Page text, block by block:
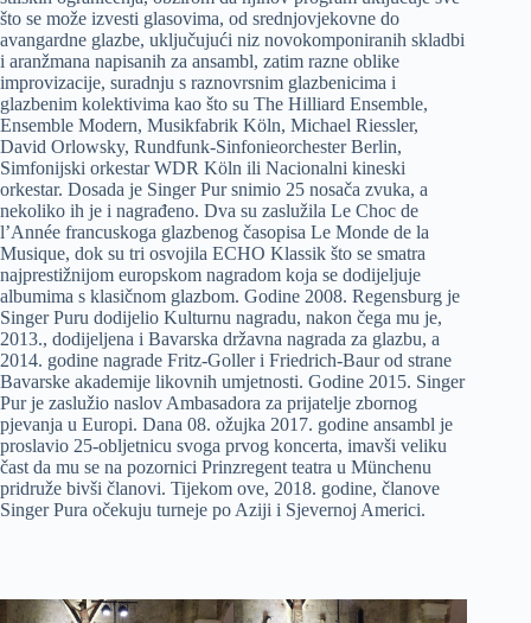
što se može izvesti glasovima, od srednjovjekovne do
avangardne glazbe, uključujući niz novokomponiranih skladbi
i aranžmana napisanih za ansambl, zatim razne oblike
improvizacije, suradnju s raznovrsnim glazbenicima i
glazbenim kolektivima kao što su The Hilliard Ensemble,
Ensemble Modern, Musikfabrik Köln, Michael Riessler,
David Orlowsky, Rundfunk-Sinfonieorchester Berlin,
Simfonijski orkestar WDR Köln ili Nacionalni kineski
orkestar. Dosada je Singer Pur snimio 25 nosača zvuka, a
nekoliko ih je i nagrađeno. Dva su zaslužila Le Choc de
l’Année francuskoga glazbenog časopisa Le Monde de la
Musique, dok su tri osvojila ECHO Klassik što se smatra
najprestižnijom europskom nagradom koja se dodijeljuje
albumima s klasičnom glazbom. Godine 2008. Regensburg je
Singer Puru dodijelio Kulturnu nagradu, nakon čega mu je,
2013., dodijeljena i Bavarska državna nagrada za glazbu, a
2014. godine nagrade Fritz-Goller i Friedrich-Baur od strane
Bavarske akademije likovnih umjetnosti. Godine 2015. Singer
Pur je zaslužio naslov Ambasadora za prijatelje zbornog
pjevanja u Europi. Dana 08. ožujka 2017. godine ansambl je
proslavio 25-obljetnicu svoga prvog koncerta, imavši veliku
čast da mu se na pozornici Prinzregent teatra u Münchenu
pridruže bivši članovi. Tijekom ove, 2018. godine, članove
Singer Pura očekuju turneje po Aziji i Sjevernoj Americi.